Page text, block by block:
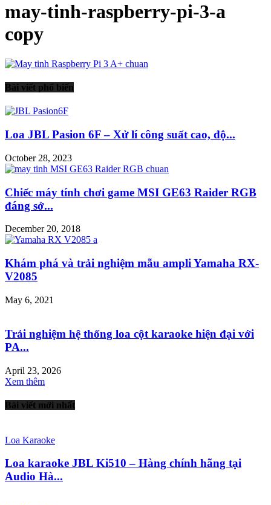
may-tinh-raspberry-pi-3-a
copy
Bài viết phổ biến
Loa JBL Pasion 6F – Xử lí công suất cao, độ...
October 28, 2023
Chiếc máy tính chơi game MSI GE63 Raider RGB
đáng sở...
December 20, 2018
Khám phá và trải nghiệm mẫu ampli Yamaha RX-
V2085
May 6, 2021
Trải nghiệm hệ thống loa cột karaoke hiện đại với
PA...
April 23, 2026
Xem thêm
Bài viết mới nhất
Loa Karaoke
Loa karaoke JBL Ki510 – Hàng chính hãng tại
Audio Hà...